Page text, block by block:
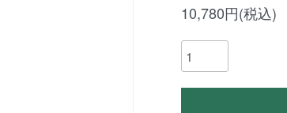
10,780円(税込)